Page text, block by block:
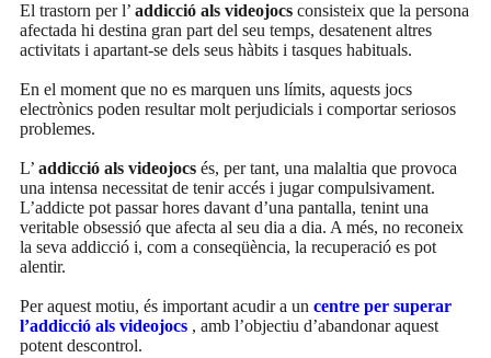
El trastorn per l’ addicció als videojocs consisteix que la persona
afectada hi destina gran part del seu temps, desatenent altres
activitats i apartant-se dels seus hàbits i tasques habituals.
En el moment que no es marquen uns límits, aquests jocs
electrònics poden resultar molt perjudicials i comportar seriosos
problemes.
L’ addicció als videojocs és, per tant, una malaltia que provoca
una intensa necessitat de tenir accés i jugar compulsivament.
L’addicte pot passar hores davant d’una pantalla, tenint una
veritable obsessió que afecta al seu dia a dia. A més, no reconeix
la seva addicció i, com a conseqüència, la recuperació es pot
alentir.
Per aquest motiu, és important acudir a un centre per superar
l’addicció als videojocs , amb l’objectiu d’abandonar aquest
potent descontrol.